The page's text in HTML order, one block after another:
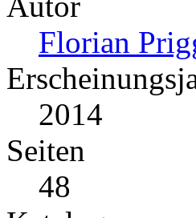
Florian
2014
Seiten
48